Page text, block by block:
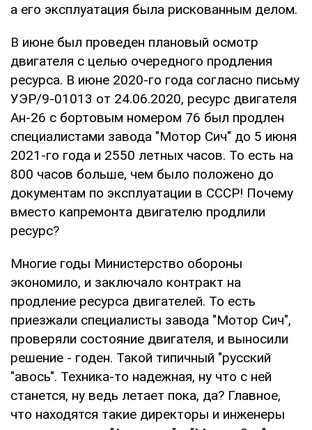
а его эксплуатация была рискованным делом.
В июне был проведен плановый осмотр
двигателя с целью очередного продления
ресурса. В июне 2020-го года согласно письму
УЭР/9-01013 от 24.06.2020, ресурс двигателя
Ан-26 с бортовым номером 76 был продлен
специалистами завода "Мотор Сич" до 5 июня
2021-го года и 2550 летных часов. То есть на
800 часов больше, чем было положено до
документам по эксплуатации в СССР! Почему
вместо капремонта двигателю продлили
ресурс?
Многие годы Министерство обороны
экономило, и заключало контракт на
продление ресурса двигателей. То есть
приезжали специалисты завода "Мотор Сич",
проверяли состояние двигателя, и выносили
решение - годен. Такой типичный "русский
"авось". Техника-то надежная, ну что с ней
станется, ну ведь летает пока, да? Главное,
что находятся такие директоры и инженеры